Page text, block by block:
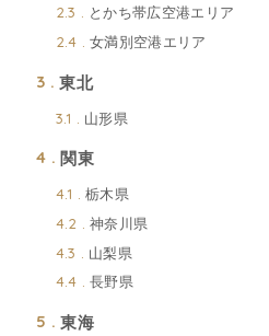
2.3 とかち帯広空港エリア
2.4
女満別空港エリア
3
東北
3.1
山形県
4
関東
4.1 栃木県
4.2 神奈川県
4.3 山梨県
4.4
長野県
5
東海